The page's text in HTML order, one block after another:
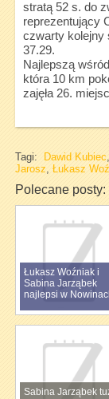
stratą 52 s. do
reprezentujący
czwarty kolejny
37.29.
Najlepszą
która 10 km
zajęła 26.
Tagi: Dawid Kubiec,
Jarosz, Łukasz
Polecane posty:
Łukasz Woźniak i
Sabina Jarząbek
najlepsi w
Sabina Jarząbek